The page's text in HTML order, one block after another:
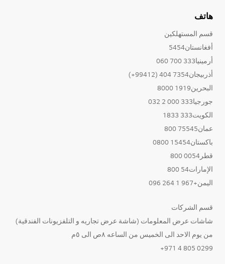
هاتف
قسم المستهلكين
أفغانستان5454
أرمينيا333 700 060
أذربيجان7354 404 (99412+)
البحرين1919 8000
جورجيا333 000 2 032
الكويت333 1833
عمان75545 800
باكستان15454 0800
قطر0054 800
الإمارات54 800
اليمن+967 1 264 096
قسم الشركات
شاشات عرض المعلومات (شاشة عرض تجاريه و التلفزيونات الفندقية)
من يوم الاحد الى الخميس من الساعه ٨ص الى ٥م
0299 805 4 971+